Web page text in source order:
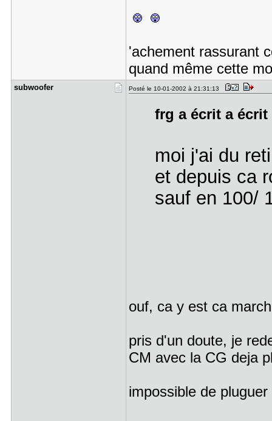
'achement rassurant
quand même cette
subwoofer Posté le 10-01-2002 à 21:31:13
frg a écrit a écrit
moi j'ai du
et depuis ca
sauf en 100/
ouf, ca y est ca
pris d'un doute, je
CM avec la CG deja
impossible de